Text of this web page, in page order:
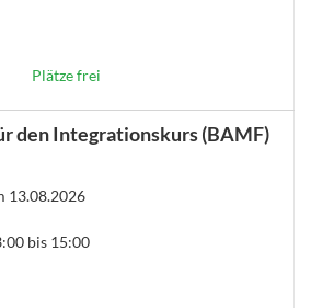
Plätze frei
den Integrationskurs (BAMF)
13.08.2026
bis 15:00